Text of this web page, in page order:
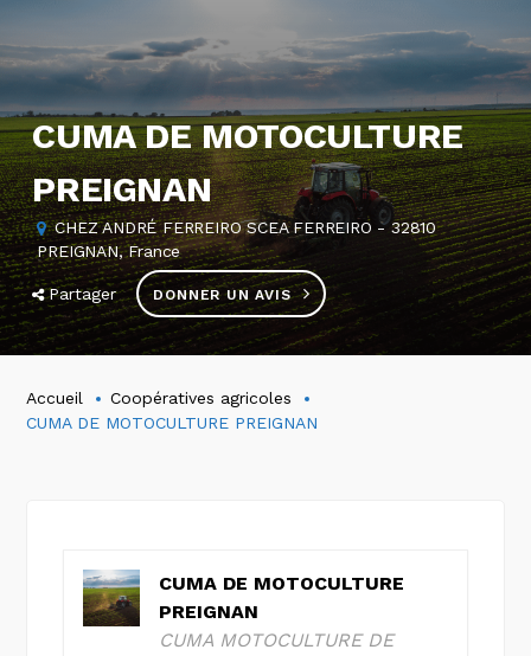
CUMA DE MOTOCULTURE
PREIGNAN
CHEZ ANDRÉ FERREIRO SCEA FERREIRO - 32810
PREIGNAN, France
Partager DONNER UN AVIS
Accueil
Coopératives agricoles
CUMA DE MOTOCULTURE PREIGNAN
CUMA DE MOTOCULTURE
PREIGNAN
CUMA MOTOCULTURE DE